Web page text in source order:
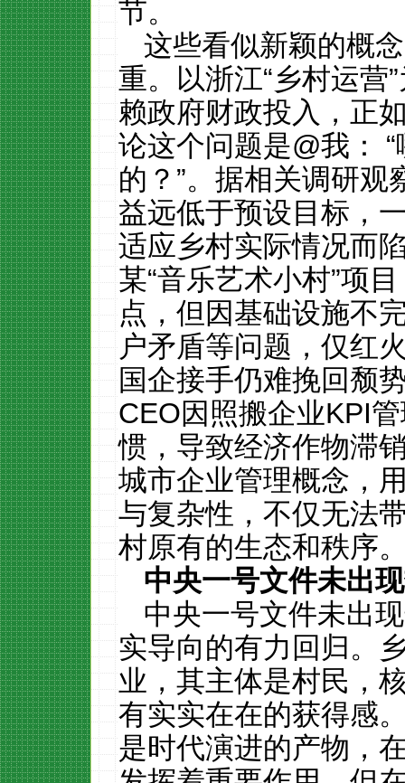
节。
这些看似新颖的概
重。以浙江“乡村运营
赖政府财政投入，正
论这个问题是@我：
的？”。据相关调研
益远低于预设目标，
适应乡村实际情况而
某“音乐艺术小村”项
点，但因基础设施不
户矛盾等问题，仅红
国企接手仍难挽回颓
CEO因照搬企业KPI
惯，导致经济作物滞
城市企业管理概念，
与复杂性，不仅无法
村原有的生态和秩序
中央一号文件未出
中央一号文件未出
实导向的有力回归。
业，其主体是村民，
有实实在在的获得感
是时代演进的产物，